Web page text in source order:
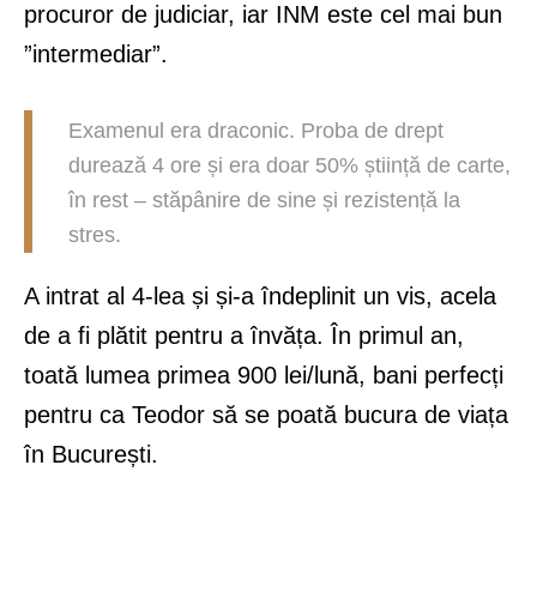
procuror de judiciar, iar INM este cel mai bun
”intermediar”.
Examenul era draconic. Proba de drept
durează 4 ore și era doar 50% știință de carte,
în rest – stăpânire de sine și rezistență la
stres.
A intrat al 4-lea și și-a îndeplinit un vis, acela
de a fi plătit pentru a învăța. În primul an,
toată lumea primea 900 lei/lună, bani perfecți
pentru ca Teodor să se poată bucura de viața
în București.